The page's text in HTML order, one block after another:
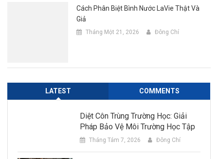
Cách Phân Biệt Bình Nước LaVie Thật Và
Giả
Tháng Một 21, 2026 Đông Chí
LATEST COMMENTS
Diệt Côn Trùng Trường Học: Giải
Pháp Bảo Vệ Môi Trường Học Tập
Tháng Tám 7, 2026 Đông Chí